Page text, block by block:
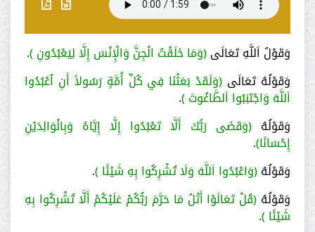
وَقَوْلُ اَللَّهِ تَعَالَى﴿وَمَا خَلَقْتُ الْجِنَّ وَالْإِنْسَ إِلَّا لِيَعْبُدُونِ ﴾.
وَقَوْلُهُ تَعَالَى ﴿وَلَقَدْ بَعَثْنَا فِي كُلِّ أُمَّةٍ رَسُولاً أَنِ اُعْبُدُوا
اَللَّهَ وَاجْتَنِبُوا اَلطَّاغُوتَ ﴾.
وَقَوْلُهُ ﴿وَقَضَى رَبُّكَ أَلَّا تَعْبُدُوا إِلَّا إِيَّاهُ وَبِالْوَالِدَيْنِ
إِحْسَانًا﴾.
وَقَوْلُهُ﴿وَاعْبُدُوا اَللَّهَ وَلَا تُشْرِكُوا بِهِ شَيْئًا ﴾.
وَقَوْلُهُ ﴿قُلْ تَعَالَوْا أَتْلُ مَا حَرَّمَ رَبُّكُمْ عَلَيْكُمْ أَلَّا تُشْرِكُوا بِهِ
شَيْئًا ﴾.